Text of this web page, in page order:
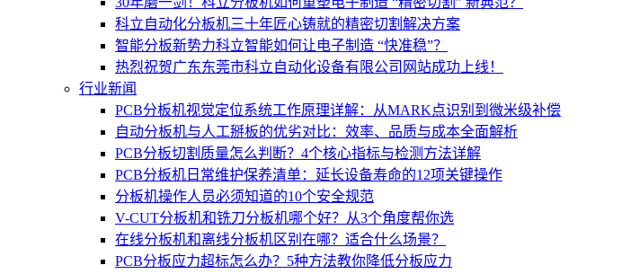
科立自动化分板机三十年匠心铸就的精密切割解决方案
智能分板新势力科立智能如何让电子制造 “快准稳”？
热烈祝贺广东东莞市科立自动化设备有限公司网站成功上线！
行业新闻
PCB分板机视觉定位系统工作原理详解：从MARK点识别到微米级补偿
自动分板机与人工掰板的优劣对比：效率、品质与成本全面解析
PCB分板切割质量怎么判断？4个核心指标与检测方法详解
PCB分板机日常维护保养清单：延长设备寿命的12项关键操作
分板机操作人员必须知道的10个安全规范
V-CUT分板机和铣刀分板机哪个好？从3个角度帮你选
在线分板机和离线分板机区别在哪？适合什么场景？
PCB分板应力超标怎么办？5种方法教你降低分板应力